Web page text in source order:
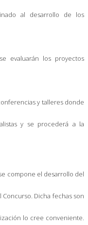
al desarrollo de los
evaluarán los proyectos
y talleres donde
y se procederá a la
compone el desarrollo del
Dicha fechas son
lo cree conveniente.